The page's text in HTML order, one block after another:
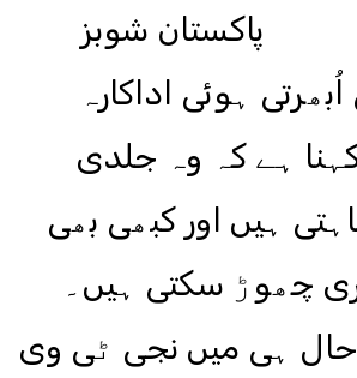
پاکستان شوبز
ہوئی اداکارہ
کہنا ہے کہ وہ جلدی
ہیں اور کبھی بھی
چھوڑ سکتی ہیں۔
حال ہی میں نجی ٹی وی